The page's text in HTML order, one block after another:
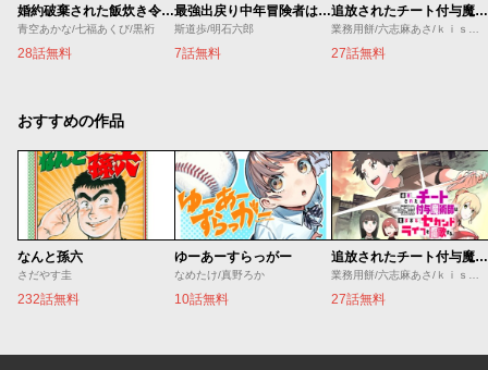
婚約破棄された飯炊き令嬢の私は冷酷公爵と専属契約しました～ですが胃袋を掴んだ結果、冷たかった公爵様がどんどん優しくなっています～
青空あかな/七福あくび/黒裄
28話無料
最強出戻り中年冒険者は、今さら命なんてかけたくない
斯道歩/明石六郎
7話無料
追放されたチート付与魔術師は気ままなセカンドライフを謳歌する。 ～俺は武器だけじゃなく、あらゆるものに『強化ポイント』を付与できるし、俺の意思でいつでも効果を解除できるけど、残った人たち大丈夫？～
業務用餅/六志麻あさ/ｋｉｓｕｉ
27話無料
おすすめの作品
なんと孫六
さだやす圭
232話無料
ゆーあーすらっがー
なめたけ/真野ろか
10話無料
追放されたチート付与魔術師は気ままなセカンドライフを謳歌する。 ～俺は武器だけじゃなく、あらゆるものに『強化ポイント』を付与できるし、俺の意思でいつでも効果を解除できるけど、残った人たち大丈夫？～
27話無料